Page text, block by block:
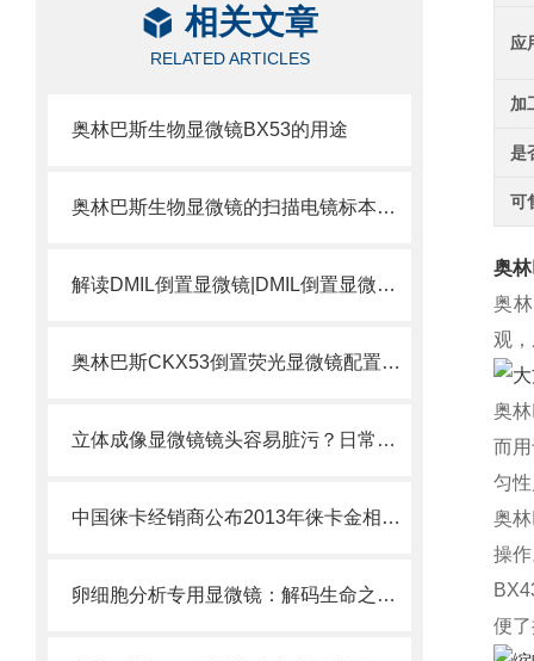
相关文章
RELATED ARTICLES
奥林巴斯生物显微镜BX53的用途
奥林巴斯生物显微镜的扫描电镜标本制备方法
解读DMIL倒置显微镜|DMIL倒置显微镜是什么？
奥林巴斯CKX53倒置荧光显微镜配置方案选择
立体成像显微镜镜头容易脏污？日常清洁与保养规范
中国徕卡经销商公布2013年徕卡金相显微镜价格表
卵细胞分析专用显微镜：解码生命之源的精密仪器
应
加
是
可
奥
奥
观
奥
而
匀
奥
操
便